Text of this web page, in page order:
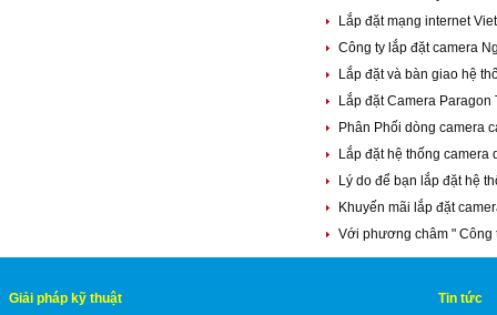
Lắp đặt mạng internet
Công ty lắp đặt camera
Lắp đặt và bàn giao hệ
Lắp đặt Camera
Phân Phối dòng camera
Lắp đặt hệ thống camera
Lý do để bạn lắp đặt hệ
Khuyến mãi lắp đặt
Với phương châm " Công
Giải pháp kỹ thuật
Tin tức